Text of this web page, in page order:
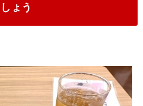
ょう